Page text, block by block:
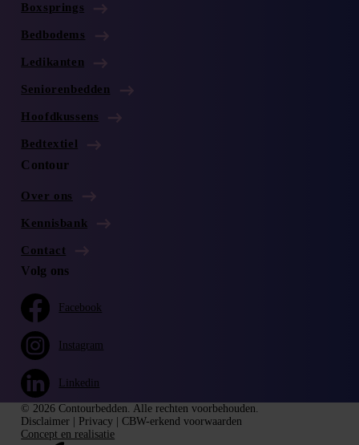
Boxsprings
Bedbodems
Ledikanten
Seniorenbedden
Hoofdkussens
Bedtextiel
Contour
Over ons
Kennisbank
Contact
Volg ons
Facebook
Instagram
Linkedin
© 2026 Contourbedden. Alle rechten voorbehouden.
Disclaimer
Privacy |CBW-erkend voorwaarden
Concept en realisatie